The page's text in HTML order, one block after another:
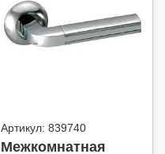
Артикул: 839740
Межкомнатная